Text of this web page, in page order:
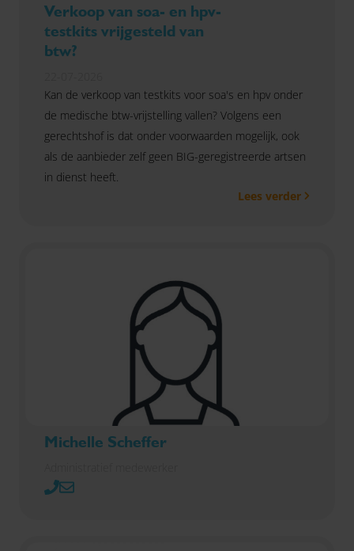
Verkoop van soa- en hpv-
testkits vrijgesteld van
btw?
Kan de verkoop van testkits voor soa's en hpv onder
de medische btw-vrijstelling vallen? Volgens een
gerechtshof is dat onder voorwaarden mogelijk, ook
als de aanbieder zelf geen BIG-geregistreerde artsen
in dienst heeft.
Lees verder
Michelle Scheffer